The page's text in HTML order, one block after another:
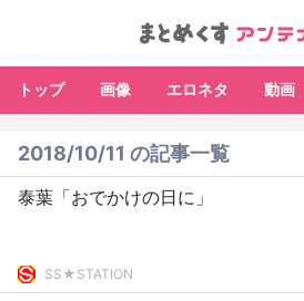
トップ 画像 エロネタ 動画
2018/10/11 の記事一覧
泰葉「おでかけの日に」
SS★STATION